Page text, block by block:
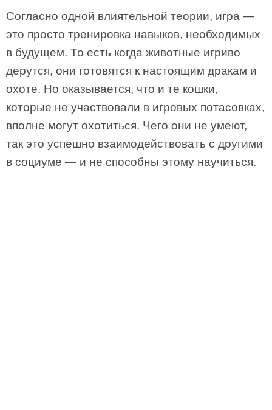
Согласно одной влиятельной теории, игра —
это просто тренировка навыков, необходимых
в будущем. То есть когда животные игриво
дерутся, они готовятся к настоящим дракам и
охоте. Но оказывается, что и те кошки,
которые не участвовали в игровых потасовках,
вполне могут охотиться. Чего они не умеют,
так это успешно взаимодействовать с другими
в социуме — и не способны этому научиться.